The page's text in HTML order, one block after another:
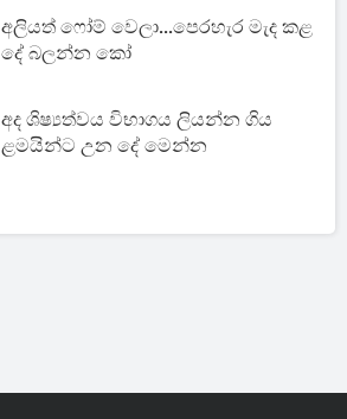
අලියත් ෆෝම් වෙලා...පෙරහැර මැද කළ
දේ බලන්න කෝ
අද ශිෂ්‍යත්වය විභාගය ලියන්න ගිය
ළමයින්ට උන දේ මෙන්න